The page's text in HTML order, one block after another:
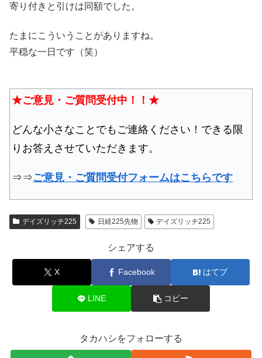
寄り付きと引けは同額でした。
たまにこういうことがありますね。
平穏な一日です（笑）
★ご意見・ご質問受付中！！★
どんな小さなことでもご連絡ください！できる限
りお答えさせていただきます。
⇒⇒ご意見・ご質問受付フォームはこちらです
デイズリッチ225 日経225先物 デイズリッチ225
シェアする
X Facebook はてブ
LINE コピー
タカハシをフォローする